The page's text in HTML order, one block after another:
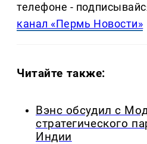
телефоне -
канал «Пермь Новости»
Читайте также:
Вэнс обсудил с
стратегического
Индии